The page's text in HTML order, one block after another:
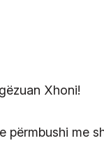
me